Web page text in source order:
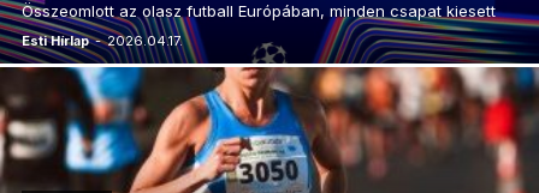
Összeomlott az olasz futball Európában, minden csapat kiesett
Esti Hírlap - 2026.04.17.